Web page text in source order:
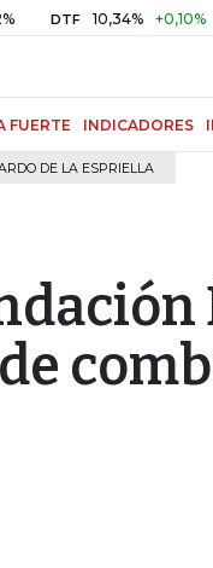
10,34% +0,10% +0,98%
FUERTE INDICADORES
DE LA ESPRIELLA